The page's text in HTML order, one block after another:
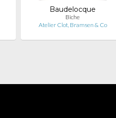
Baudelocque
Biche
Atelier Clot, Bramsen & Co